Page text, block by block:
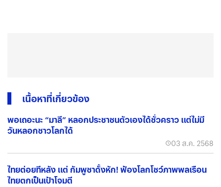
เนื้อหาที่เกี่ยวข้อง
พอเถอะนะ “มาลี” หลอกประชาชนตัวเองได้ชั่วคราว แต่ไม่มี
วันหลอกชาวโลกได้
03 ส.ค. 2568
ไทยต่อยทีหลัง แต่ กัมพูชาดั้งหัก! ฟ้องโลกโชว์ภาพพลเรือน
ไทยตกเป็นเป้าโจมตี